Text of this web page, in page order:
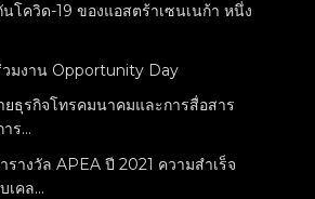
โควิด-19 ของแอสตร้าเซนเนก้า หนึ่ง
วมงาน Opportunity Day
ธุรกิจโทรคมนาคมและการสื่อสาร
ร...
รางวัล APEA ปี 2021 ความสำเร็จ
เคล...